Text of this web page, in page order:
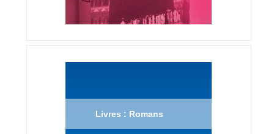
Livres : Romans